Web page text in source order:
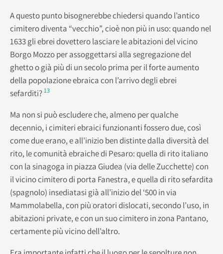
A questo punto bisognerebbe chiedersi quando l’antico
cimitero diventa “vecchio”, cioè non più in uso: quando nel
1633 gli ebrei dovettero lasciare le abitazioni del vicino
Borgo Mozzo per assoggettarsi alla segregazione del
ghetto o già più di un secolo prima per il forte aumento
della popolazione ebraica con l’arrivo degli ebrei
sefarditi?13
Ma non si può escludere che, almeno per qualche
decennio, i cimiteri ebraici funzionanti fossero due, così
come due erano, e all’inizio ben distinte dalla diversità del
rito, le comunità ebraiche di Pesaro: quella di rito italiano
con la sinagoga in piazza Giudea (via delle Zucchette) con
il vicino cimitero di porta Fanestra, e quella di rito sefardita
(spagnolo) insediatasi già all’inizio del ‘500 in via
Mammolabella, con più oratori dislocati, secondo l’uso, in
abitazioni private, e con un suo cimitero in zona Pantano,
certamente più vicino dell’altro.